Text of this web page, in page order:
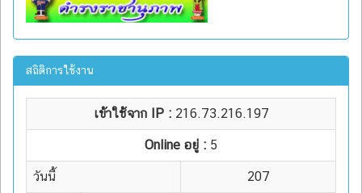
สถิติการใช้งาน
เข้าใช้จาก IP : 216.73.216.197
Online อยู่ : 5
วันนี้ 207